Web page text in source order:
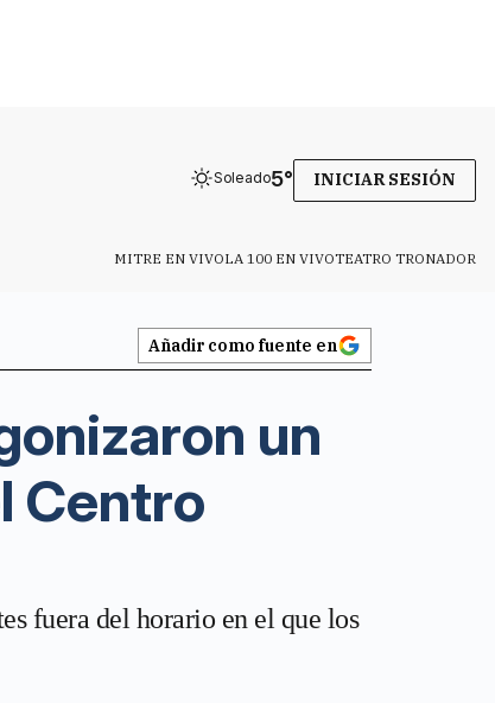
Soleado5° INICIAR SESIÓN
MITRE EN VIVOLA 100 EN VIVOTEATRO TRONADOR
Añadir como fuente en
un
Centro
fuera del horario en el que los